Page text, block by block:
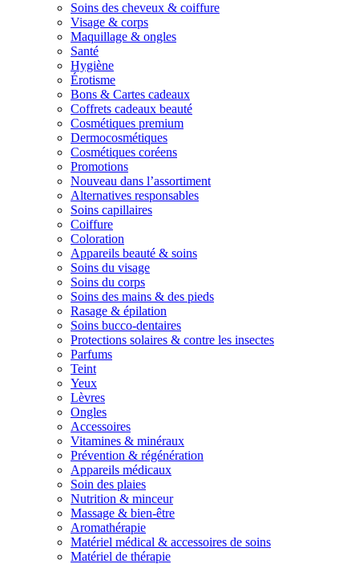
Soins des cheveux & coiffure
Visage & corps
Maquillage & ongles
Santé
Hygiène
Érotisme
Bons & Cartes cadeaux
Coffrets cadeaux beauté
Cosmétiques premium
Dermocosmétiques
Cosmétiques coréens
Promotions
Nouveau dans l’assortiment
Alternatives responsables
Soins capillaires
Coiffure
Coloration
Appareils beauté & soins
Soins du visage
Soins du corps
Soins des mains & des pieds
Rasage & épilation
Soins bucco-dentaires
Protections solaires & contre les insectes
Parfums
Teint
Yeux
Lèvres
Ongles
Accessoires
Vitamines & minéraux
Prévention & régénération
Appareils médicaux
Soin des plaies
Nutrition & minceur
Massage & bien-être
Aromathérapie
Matériel médical & accessoires de soins
Matériel de thérapie